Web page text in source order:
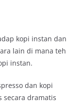
kopi instan dan
lain di mana teh
instan.
dan kopi
secara dramatis